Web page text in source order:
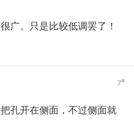
广。只是比较低调罢了！
7#
孔开在侧面，不过侧面就